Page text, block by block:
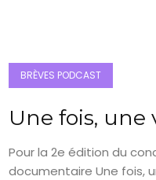
BRÈVES PODCAST
Une fois, une
Pour la 2e édition du
documentaire Une fois,